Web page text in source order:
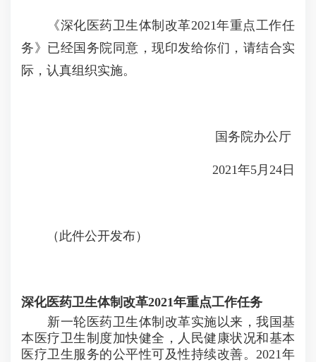
《深化医药卫生体制改革2021年重点工作任
务》已经国务院同意，现印发给你们，请结合实
际，认真组织实施。
国务院办公厅
2021年5月24日
（此件公开发布）
深化医药卫生体制改革2021年重点工作任务
新一轮医药卫生体制改革实施以来，我国基
本医疗卫生制度加快健全，人民健康状况和基本
医疗卫生服务的公平性可及性持续改善。2021年